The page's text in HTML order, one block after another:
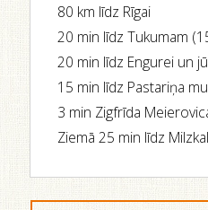
80 km līdz Rīgai
20 min līdz Tukumam
20 min līdz Engurei un
15 min līdz Pastariņa
3 min Zigfrīda
Ziemā 25 min līdz